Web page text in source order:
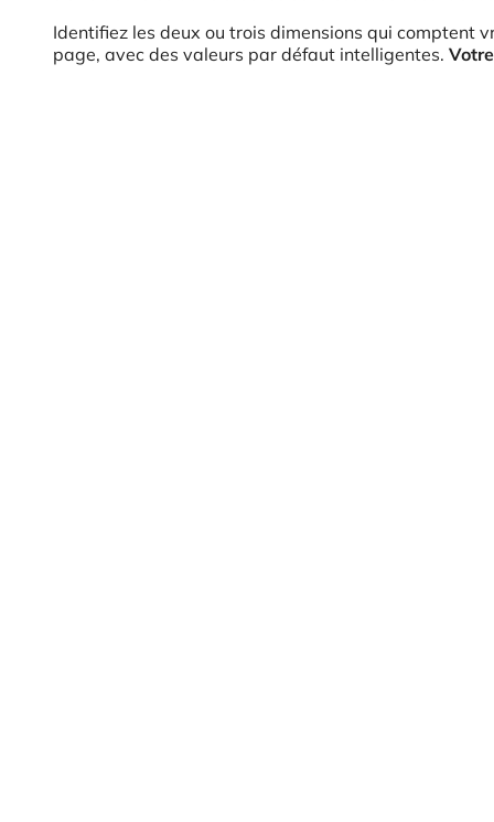
Identifiez les deux ou trois dimensions qui comptent
page, avec des valeurs par défaut intelligentes.